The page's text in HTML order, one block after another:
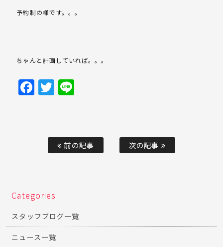
予約制の様です。。。
ちゃんと計画していれば。。。
Facebook
Twitter
前の記事 次の記事
Categories
スタッフブログ一覧
ニュース一覧